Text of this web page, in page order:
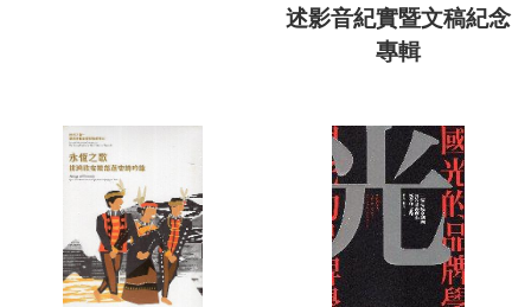
述影音紀實暨文稿紀念
專輯